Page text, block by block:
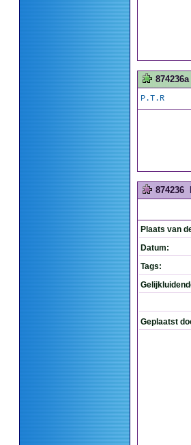
874236a
P.T.R
874236
Plaats van
Datum:
Tags:
Geplaatst